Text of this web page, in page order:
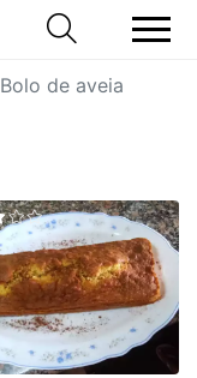
Bolo de aveia